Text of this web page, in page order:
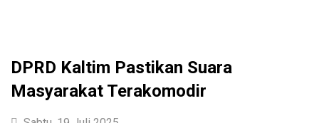
DPRD Kaltim Pastikan Suara
Masyarakat Terakomodir